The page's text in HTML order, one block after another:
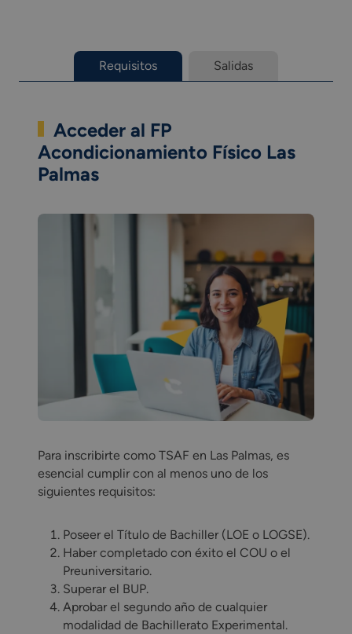
Requisitos Salidas
Acceder al FP
Acondicionamiento Físico Las
Palmas
Para inscribirte como TSAF en Las Palmas, es
esencial cumplir con al menos uno de los
siguientes requisitos:
Poseer el Título de Bachiller (LOE o LOGSE).
Haber completado con éxito el COU o el
Preuniversitario.
Superar el BUP.
Aprobar el segundo año de cualquier
modalidad de Bachillerato Experimental.